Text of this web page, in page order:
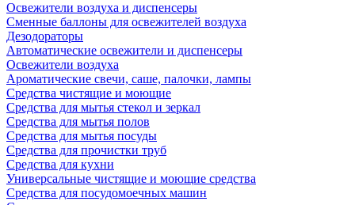
Освежители воздуха и диспенсеры
Сменные баллоны для освежителей воздуха
Дезодораторы
Автоматические освежители и диспенсеры
Освежители воздуха
Ароматические свечи, саше, палочки, лампы
Средства чистящие и моющие
Средства для мытья стекол и зеркал
Средства для мытья полов
Средства для мытья посуды
Средства для прочистки труб
Средства для кухни
Универсальные чистящие и моющие средства
Средства для посудомоечных машин